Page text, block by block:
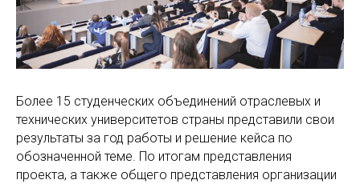
Более 15 студенческих объединений отраслевых и
технических университетов страны представили свои
результаты за год работы и решение кейса по
обозначенной теме. По итогам представления
проекта, а также общего представления организации